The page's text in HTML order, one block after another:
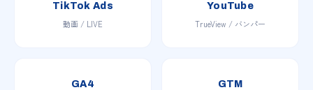
TikTok Ads
動画 / LIVE
YouTube
TrueView / バンパー
GA4 GTM